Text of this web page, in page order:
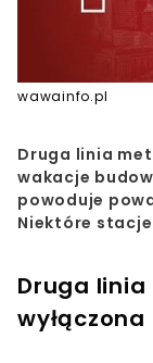
wawainfo.pl
Druga linia
wakacje
powoduje
Niektóre stacje
Druga
wyłączona